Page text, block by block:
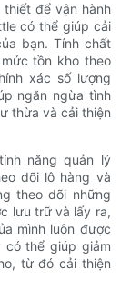
thiết để vận hành
có thể giúp cải
bạn. Tính chất
tồn kho theo
xác số lượng
ngăn ngừa tình
thừa và cải thiện
năng quản lý
dõi lô hàng và
theo dõi những
lưu trữ và lấy ra,
mình luôn được
thể giúp giảm
từ đó cải thiện